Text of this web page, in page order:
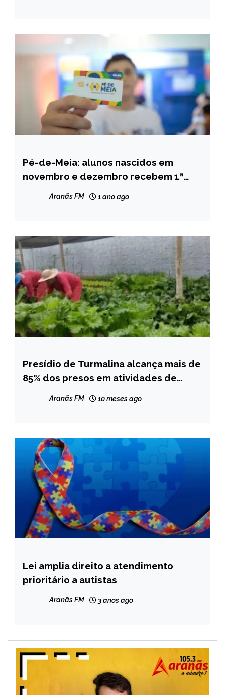
BRASIL
NOTÍCIAS
Pé-de-Meia: alunos nascidos em
novembro e dezembro recebem 1ª
Aranãs FM 1 ano ago
CAPELINHA
MINAS
Presídio de Turmalina alcança mais de
85% dos presos em atividades de
Aranãs FM 10 meses ago
BRASIL
MINAS
Lei amplia direito a atendimento
prioritário a autistas
Aranãs FM 3 anos ago